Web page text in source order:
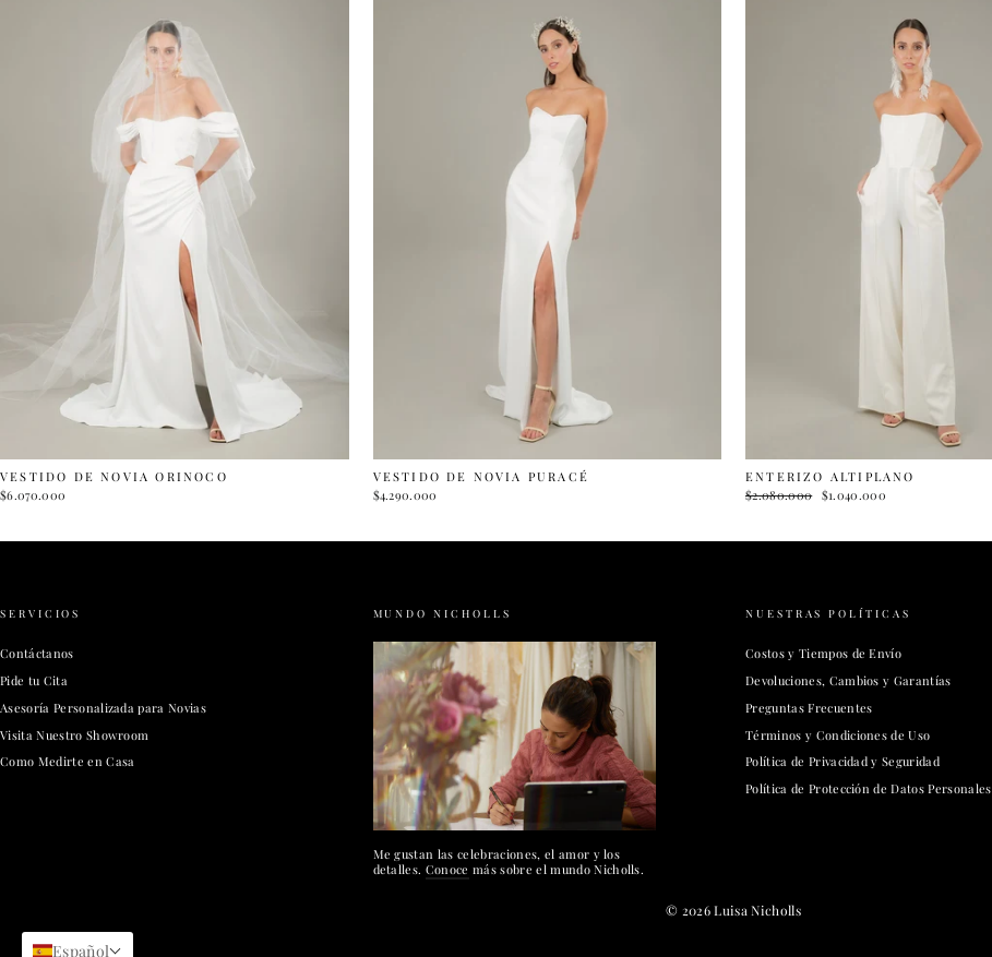
VESTIDO DE NOVIA ORINOCO
$6.070.000
VESTIDO DE NOVIA PURACÉ
$4.290.000
ENTERIZO ALTIPLANO
Precio
$2.080.000 Precio
$1.040.000
SERVICIOS
Contáctanos
Pide tu Cita
Asesoría Personalizada para Novias
Visita Nuestro Showroom
Como Medirte en Casa
MUNDO NICHOLLS
Me gustan las celebraciones, el amor y los
detalles. Conoce más sobre el mundo Nicholls.
NUESTRAS POLÍTICAS
Costos y Tiempos de Envío
Devoluciones, Cambios y Garantías
Preguntas Frecuentes
Términos y Condiciones de Uso
Política de Privacidad y Seguridad
Política de Protección de Datos Personales
© 2026 Luisa Nicholls
Español